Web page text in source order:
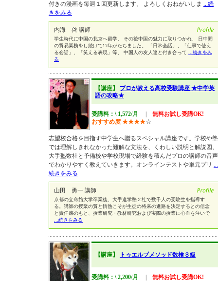
付きの漫画を毎週１回更新します。 よろしくおねがいしま ...続
きをみる
内海 啓 講師
学生時代に中国の北京へ留学。 その後中国の魅力に取りつかれ、 日中間
の貿易業務をし続けて17年がたちました。 「日常会話」、「仕事で使え
る会話」、「笑える表現」等、 中国人の友人達と付き合って
...続きをみ
る
【講座】 プロが教える高校受験講座 ★中学英
語の攻略★
受講料：\ 1,572/月
無料お試し受講OK!
おすすめ度 ★★★★☆
志望校合格を目指す中学生へ贈るスペシャル講座です。学校や塾
では理解しきれなかった難解な文法を、くわしい説明と解説図、
大手塾数社と予備校や学校現場で経験を積んだプロの講師の音声
でわかりやすく教えていきます。オンラインテストや単元プリ ...
続きをみる
山田 勇一 講師
京都の立命館大学卒業後、大手進学塾２社で数千人の受験生を指導す
る。講師の授業の質と情熱こそが生徒の将来の進路を決定するとの信念
と責任感のもと、授業研究・教材研究および実際の授業に心血を注いで
...続きをみる
【講座】 トゥエルブメソッド数検３級
受講料：\ 2,200/月
無料お試し受講OK!